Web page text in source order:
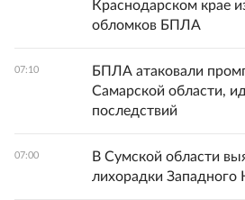
Краснодарском крае
обломков БПЛА
07:10
БПЛА атаковали
Самарской области,
последствий
07:00
В Сумской области
лихорадки Западного